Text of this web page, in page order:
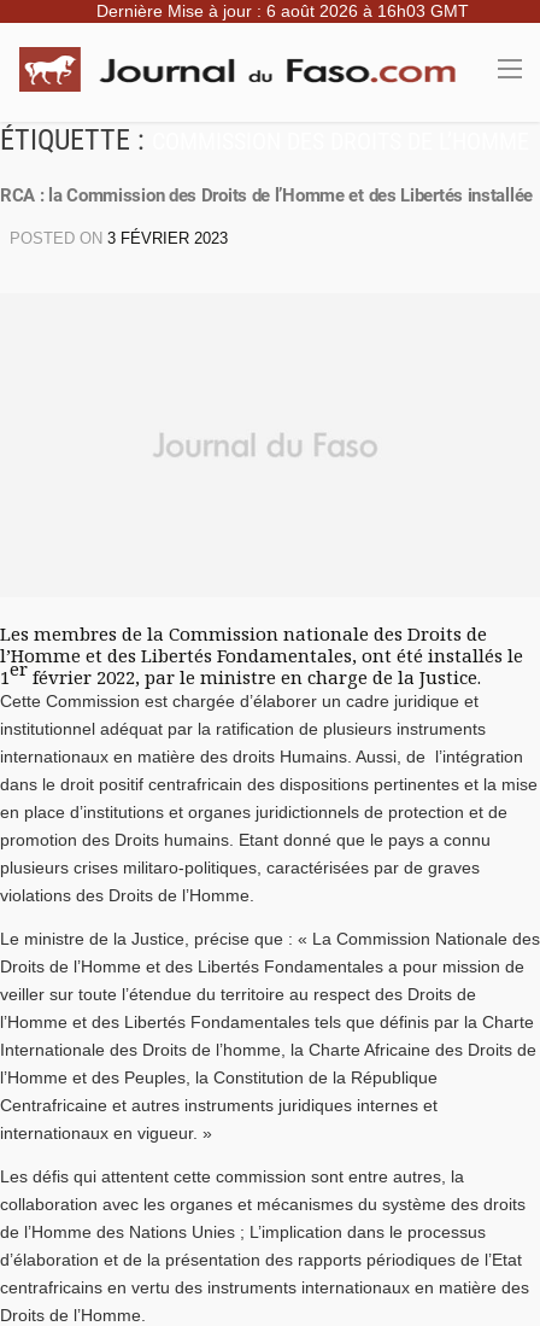
Dernière Mise à jour : 6 août 2026 à 16h03 GMT
ÉTIQUETTE :
RCA : la Commission des Droits de l’Homme et des Libertés installée
POSTED ON 3 FÉVRIER 2023
Les membres de la Commission nationale des Droits de
l’Homme et des Libertés Fondamentales, ont été installés le
1er février 2022, par le ministre en charge de la Justice.
Cette Commission est chargée d’élaborer un cadre juridique et
institutionnel adéquat par la ratification de plusieurs instruments
internationaux en matière des droits Humains. Aussi, de l’intégration
dans le droit positif centrafricain des dispositions pertinentes et la mise
en place d’institutions et organes juridictionnels de protection et de
promotion des Droits humains. Etant donné que le pays a connu
plusieurs crises militaro-politiques, caractérisées par de graves
violations des Droits de l’Homme.
Le ministre de la Justice, précise que : « La Commission Nationale des
Droits de l’Homme et des Libertés Fondamentales a pour mission de
veiller sur toute l’étendue du territoire au respect des Droits de
l’Homme et des Libertés Fondamentales tels que définis par la Charte
Internationale des Droits de l’homme, la Charte Africaine des Droits de
l’Homme et des Peuples, la Constitution de la République
Centrafricaine et autres instruments juridiques internes et
internationaux en vigueur. »
Les défis qui attentent cette commission sont entre autres, la
collaboration avec les organes et mécanismes du système des droits
de l’Homme des Nations Unies ; L’implication dans le processus
d’élaboration et de la présentation des rapports périodiques de l’Etat
centrafricains en vertu des instruments internationaux en matière des
Droits de l’Homme.